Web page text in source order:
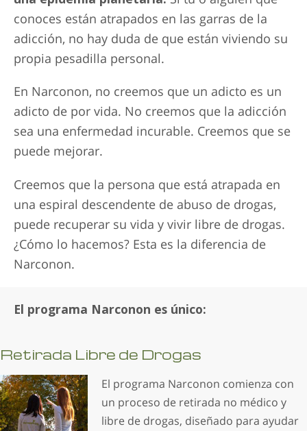
conoces están atrapados en las garras de la
adicción, no hay duda de que están viviendo su
propia pesadilla personal.
En Narconon, no creemos que un adicto es un
adicto de por vida. No creemos que la adicción
sea una enfermedad incurable. Creemos que se
puede mejorar.
Creemos que la persona que está atrapada en
una espiral descendente de abuso de drogas,
puede recuperar su vida y vivir libre de drogas.
¿Cómo lo hacemos? Esta es la diferencia de
Narconon.
El programa Narconon es único:
Retirada Libre de Drogas
El programa Narconon comienza con
un proceso de retirada no médico y
libre de drogas, diseñado para ayudar